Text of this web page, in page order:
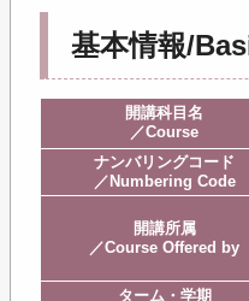
基本情報/
開講科目名
／Course
ナンバリングコード
／Numbering Code
開講所属
／Course Offered by
ターム・学期